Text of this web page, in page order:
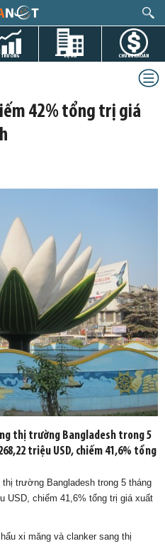
TRƯỜNG DỰ ÁN CHỨNG KHOÁN
42% tổng trị giá
thị trường Bangladesh trong 5
triệu USD, chiếm 41,6% tổng
trường Bangladesh trong 5 tháng
USD, chiếm 41,6% tổng trị giá xuất
xi măng và clanker sang thị